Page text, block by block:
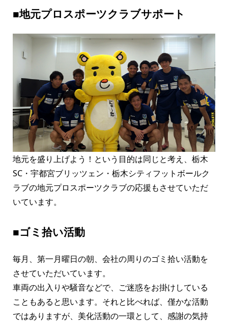
■地元プロスポーツクラブサポート
地元を盛り上げよう！という目的は同じと考え、栃木
SC・宇都宮ブリッツェン・栃木シティフットボールク
ラブの地元プロスポーツクラブの応援もさせていただ
いています。
■ゴミ拾い活動
毎月、第一月曜日の朝、会社の周りのゴミ拾い活動を
させていただいています。
車両の出入りや騒音などで、ご迷惑をお掛けしている
こともあると思います。それと比べれば、僅かな活動
ではありますが、美化活動の一環として、感謝の気持